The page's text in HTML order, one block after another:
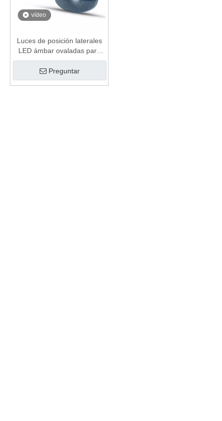
vídeo
Luces de posición laterales
LED ámbar ovaladas para
Ford
Preguntar